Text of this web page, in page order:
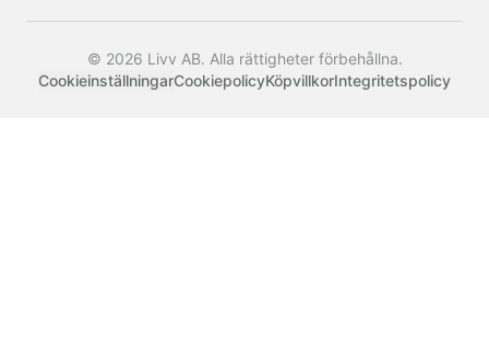
© 2026 Livv AB. Alla rättigheter förbehållna.
CookieinställningarCookiepolicyKöpvillkorIntegritetspolicy